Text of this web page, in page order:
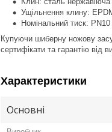
Ущільнення клину:
Номінальний тиск:
Купуючи шиберну ножову
сертифікати та гарантію від
Характеристики
Основні